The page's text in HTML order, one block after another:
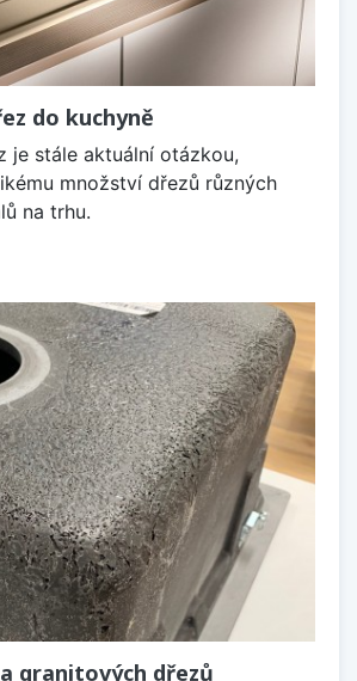
do kuchyně
je stále aktuální otázkou,
množství dřezů různých
na trhu.
granitových dřezů